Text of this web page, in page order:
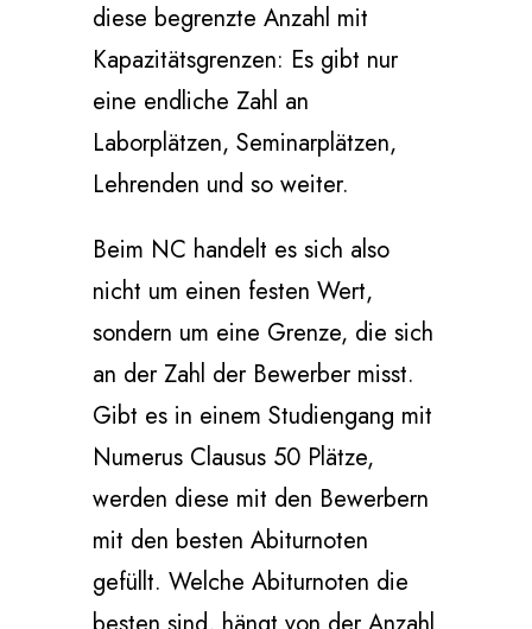
diese begrenzte Anzahl mit
Kapazitätsgrenzen: Es gibt nur
eine endliche Zahl an
Laborplätzen, Seminarplätzen,
Lehrenden und so weiter.
Beim NC handelt es sich also
nicht um einen festen Wert,
sondern um eine Grenze, die sich
an der Zahl der Bewerber misst.
Gibt es in einem Studiengang mit
Numerus Clausus 50 Plätze,
werden diese mit den Bewerbern
mit den besten Abiturnoten
gefüllt. Welche Abiturnoten die